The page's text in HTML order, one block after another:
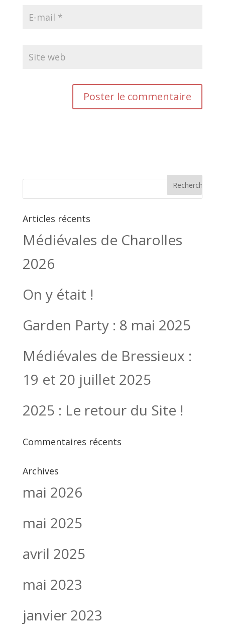
Articles récents
Médiévales de Charolles
2026
On y était !
Garden Party : 8 mai 2025
Médiévales de Bressieux :
19 et 20 juillet 2025
2025 : Le retour du Site !
Commentaires récents
Archives
mai 2026
mai 2025
avril 2025
mai 2023
janvier 2023